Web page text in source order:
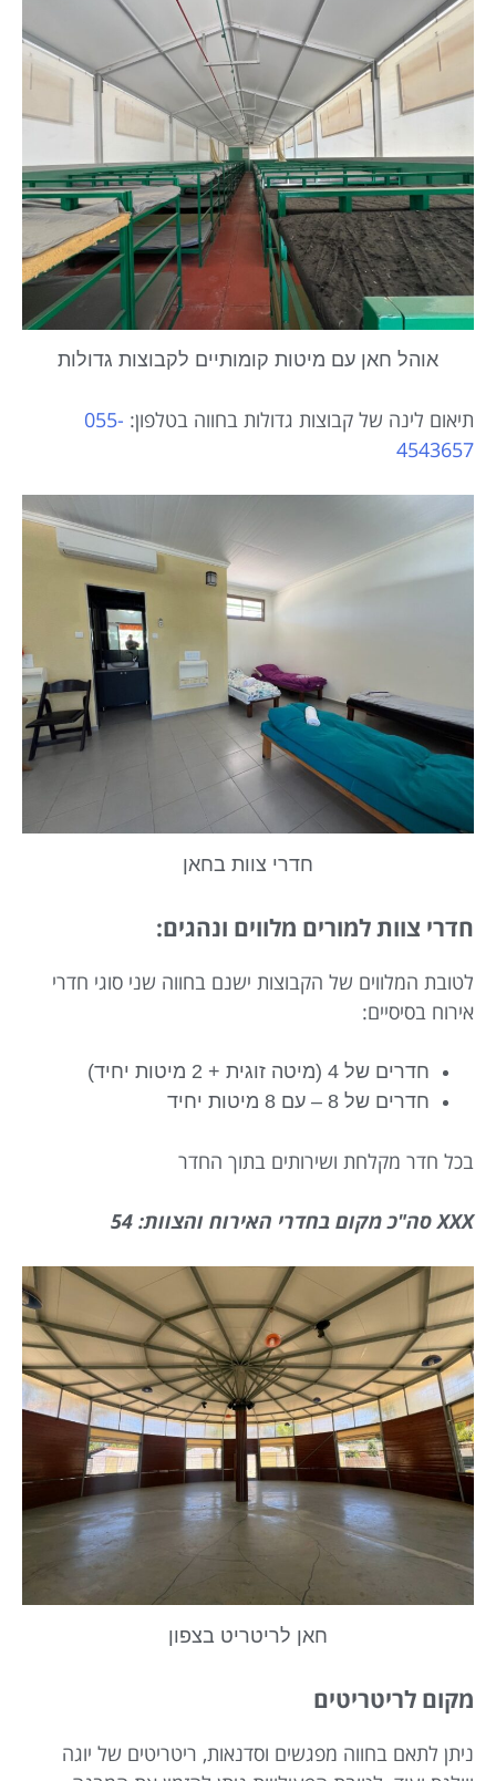
אוהל חאן עם מיטות קומותיים לקבוצות גדולות
תיאום לינה של קבוצות גדולות בחווה בטלפון: ‭055-
4543657
חדרי צוות בחאן
חדרי צוות למורים מלווים ונהגים:
לטובת המלווים של הקבוצות ישנם בחווה שני סוגי חדרי
אירוח בסיסיים:
חדרים של 4 (מיטה זוגית + 2 מיטות יחיד)
חדרים של 8 – עם 8 מיטות יחיד
בכל חדר מקלחת ושירותים בתוך החדר
XXX סה"כ מקום בחדרי האירוח והצוות: 54
חאן לריטריט בצפון
מקום לריטריטים
ניתן לתאם בחווה מפגשים וסדנאות, ריטריטים של יוגה